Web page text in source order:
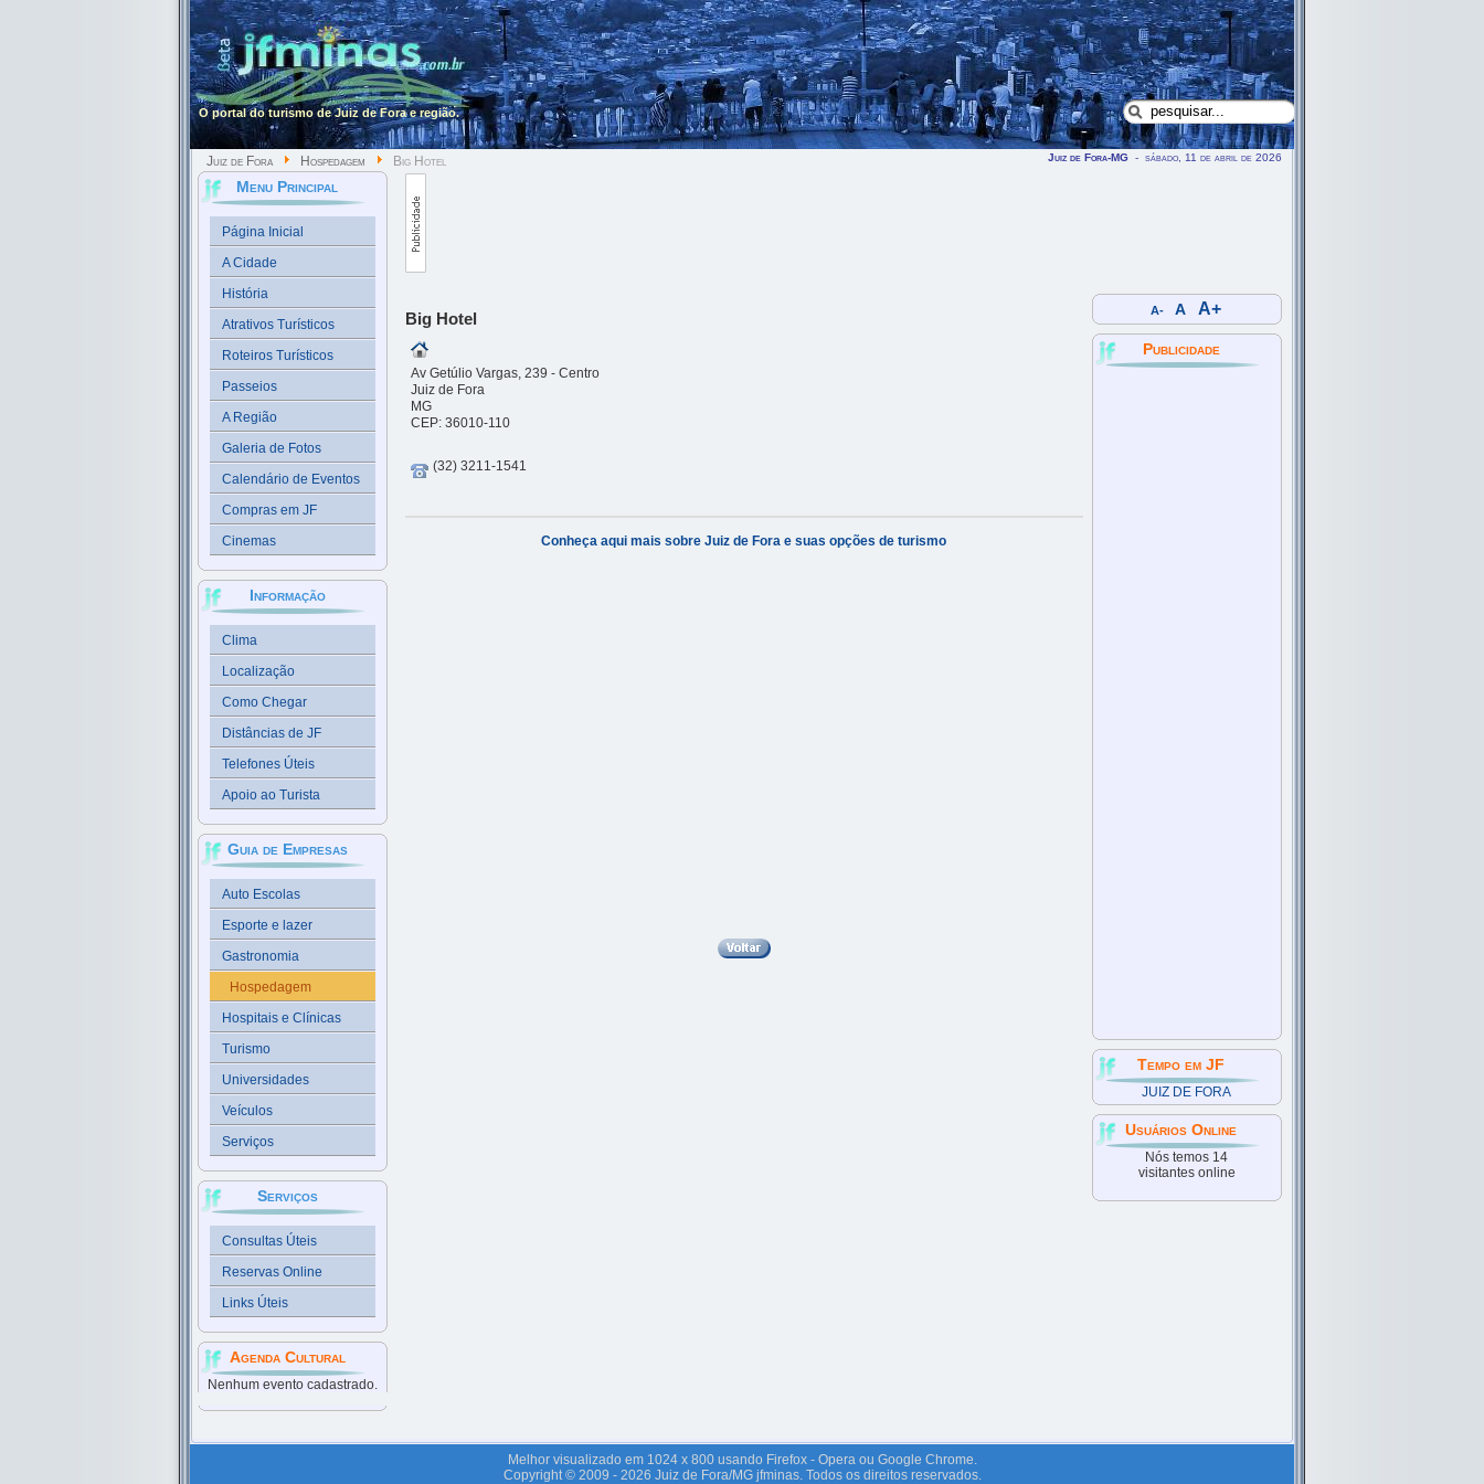
O portal do turismo de Juiz de Fora e região.
Juiz de Fora Hospedagem Big Hotel Juiz de Fora-MG - sábado, 11 de abril de 2026
Menu Principal
Página Inicial
A Cidade
História
Atrativos Turísticos
Roteiros Turísticos
Passeios
A Região
Galeria de Fotos
Calendário de Eventos
Compras em JF
Cinemas
Informação
Clima
Localização
Como Chegar
Distâncias de JF
Telefones Úteis
Apoio ao Turista
Guia de Empresas
Auto Escolas
Esporte e lazer
Gastronomia
Hospedagem
Hospitais e Clínicas
Turismo
Universidades
Veículos
Serviços
Serviços
Consultas Úteis
Reservas Online
Links Úteis
Agenda Cultural
Nenhum evento cadastrado.
Big Hotel
Av Getúlio Vargas, 239 - Centro
Juiz de Fora
MG
CEP: 36010-110
(32) 3211-1541
Conheça aqui mais sobre Juiz de Fora e suas opções de turismo
A- A A+
Publicidade
Tempo em JF
JUIZ DE FORA
Usuários Online
Nós temos 14
visitantes online
Melhor visualizado em 1024 x 800 usando Firefox - Opera ou Google Chrome.
Copyright © 2009 - 2026 Juiz de Fora/MG jfminas. Todos os direitos reservados.